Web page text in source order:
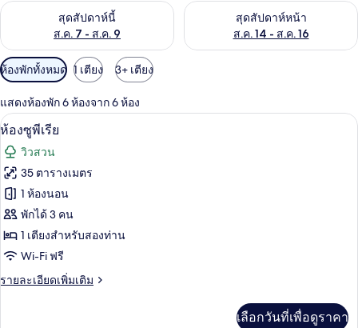
สุดสัปดาห์นี้
ส.ค. 7 - ส.ค. 9
ตรวจสอบจำนวนห้องพักว่างในสุดสัปดาห์นี้ ส.ค. 7 - ส.ค. 9
สุดสัปดาห์หน้า
ส.ค. 14 - ส.ค. 16
ตรวจสอบจำนวนห้องพักว่างใน
ตัว
กรอง
ที่
มี
ให้
สำหรับ
ห้อง
พัก
ห้องพักทั้งหมด 1 เตียง 3+ เตียง
แสดงห้องพัก 6 ห้องจาก 6 ห้อง
เปิด
ภาพถ่าย
ทั้งหมด
ของ
ห้อง
ซู
พี
เรีย
ห้องซูพีเรีย | เครื่องนอนระดับพรีเมีย
5
ห้องซูพีเรีย
วิวสวน
35 ตารางเมตร
1 ห้องนอน
พักได้ 3 คน
1 เตียงสำหรับสองท่าน
Wi-Fi ฟรี
รายละเอียดเพิ่มเติม
ราย
เลือกวันที่เพื่อดูราคา